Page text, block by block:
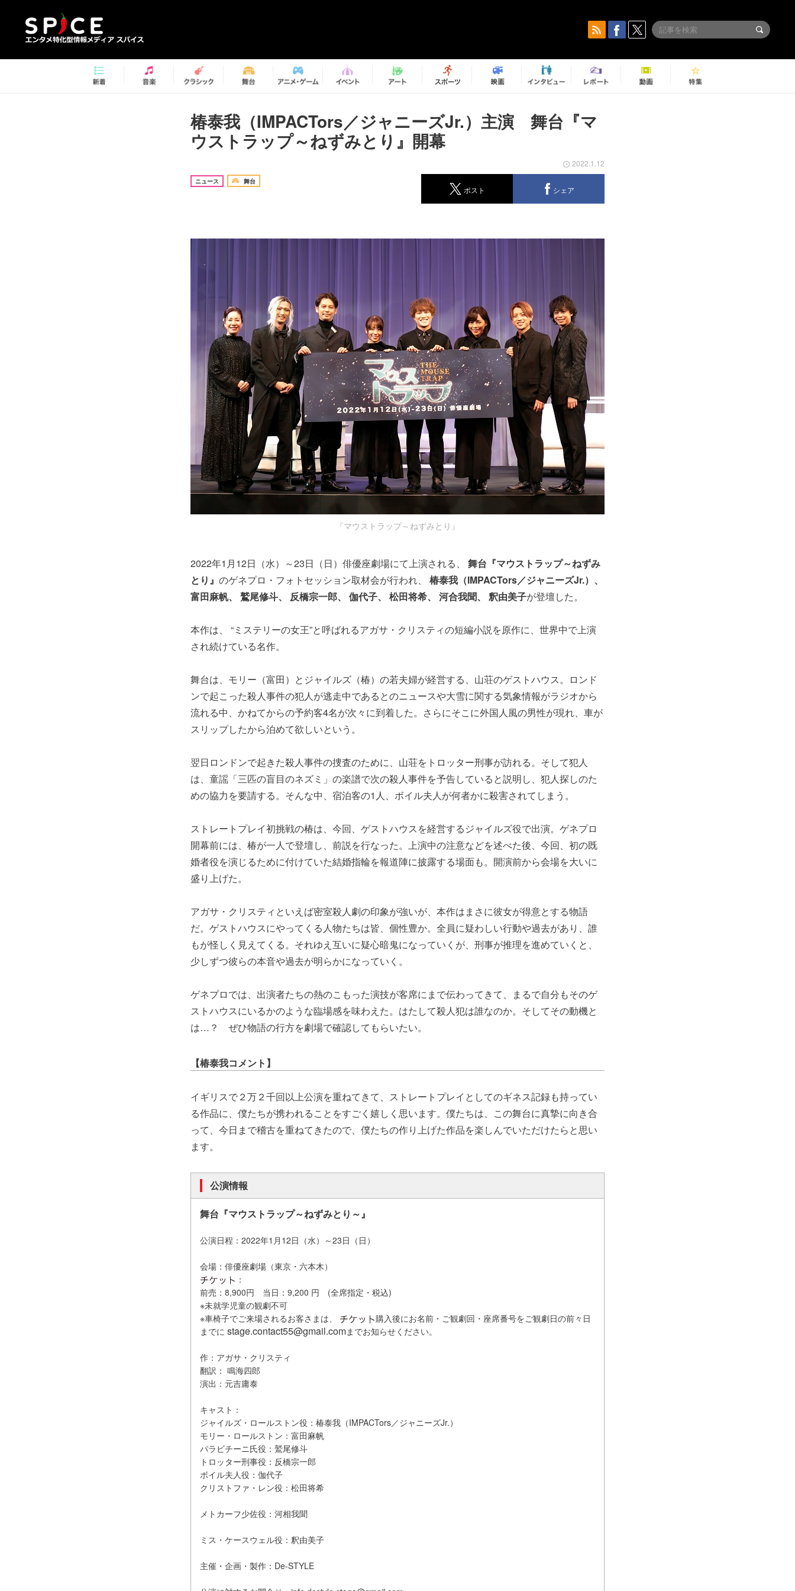
椿泰我（IMPACTors／ジャニーズJr.）主演 舞台『マ
ウストラップ～ねずみとり』開幕
ニュース 舞台
2022.1.12
ポスト シェア
『マウストラップ～ねずみとり』
2022年1月12日（水）～23日（日） 俳優座劇場にて上演される、 舞台『マウストラップ～ねずみ
とり』 のゲネプロ・ フォトセッション取材会が行われ、 椿泰我（IMPACTors／ジャニーズJr.）、
富田麻帆、 鷲尾修斗、 反橋宗一郎、 伽代子、 松田将希、 河合我聞、 釈由美子が登壇した。
本作は、 “ミステリーの女王”と呼ばれるアガサ・ クリスティの短編小説を原作に、世界中で上演
され続けている名作。
舞台は、モリー（富田）とジャイルズ（椿）の若夫婦が経営する、山荘のゲストハウス。ロンド
ンで起こった殺人事件の犯人が逃走中であるとのニュースや大雪に関する気象情報がラジオから
流れる中、かねてからの予約客4名が次々に到着した。さらにそこに外国人風の男性が現れ、車が
スリップしたから泊めて欲しいという。
翌日ロンドンで起きた殺人事件の捜査のために、山荘をトロッター刑事が訪れる。そして犯人
は、童謡「三匹の盲目のネズミ」 の楽譜で次の殺人事件を予告していると説明し、犯人探しのた
めの協力を要請する。そんな中、宿泊客の1人、ボイル夫人が何者かに殺害されてしまう。
ストレートプレイ初挑戦の椿は、今回、ゲストハウスを経営するジャイルズ役で出演。ゲネプロ
開幕前には、椿が一人で登壇し、前説を行なった。上演中の注意などを述べた後、今回、初の既
婚者役を演じるために付けていた結婚指輪を報道陣に披露する場面も。開演前から会場を大いに
盛り上げた。
アガサ・クリスティといえば密室殺人劇の印象が強いが、本作はまさに彼女が得意とする物語
だ。ゲストハウスにやってくる人物たちは皆、個性豊か。全員に疑わしい行動や過去があり、誰
もが怪しく見えてくる。それゆえ互いに疑心暗鬼になっていくが、刑事が推理を進めていくと、
少しずつ彼らの本音や過去が明らかになっていく。
ゲネプロでは、出演者たちの熱のこもった演技が客席にまで伝わってきて、まるで自分もそのゲ
ストハウスにいるかのような臨場感を味わえた。はたして殺人犯は誰なのか。そしてその動機と
は…？ ぜひ物語の行方を劇場で確認してもらいたい。
【椿泰我コメント】
イギリスで２万２千回以上公演を重ねてきて、ストレートプレイとしてのギネス記録も持ってい
る作品に、僕たちが携われることをすごく嬉しく思います。僕たちは、この舞台に真摯に向き合
って、今日まで稽古を重ねてきたので、僕たちの作り上げた作品を楽しんでいただけたらと思い
ます。
公演情報
舞台『マウストラップ～ねずみとり～』
公演日程：2022年1月12日（水）～23日（日）
会場：俳優座劇場（東京・六本木）
：
前売：8,900円 当日：9,200 円 (全席指定・税込)
※未就学児童の観劇不可
※車椅子でご来場されるお客さまは、
購入後にお名前・ご観劇回・ 座席番号をご観劇日の前々日
までに stage.contact55@gmail.comまでお知らせください。
作：アガサ・クリスティ
翻訳： 鳴海四郎
演出：元吉庸泰
キャスト：
ジャイルズ・ロールストン役：椿泰我（IMPACTors／ジャニーズJr.）
モリー・ロールストン：富田麻帆
パラビチーニ氏役：鷲尾修斗
トロッター刑事役：反橋宗一郎
ボイル夫人役：伽代子
クリストファ・レン役：松田将希
メトカーフ少佐役：河相我聞
ミス・ケースウェル役：釈由美子
主催・企画・製作：De-STYLE